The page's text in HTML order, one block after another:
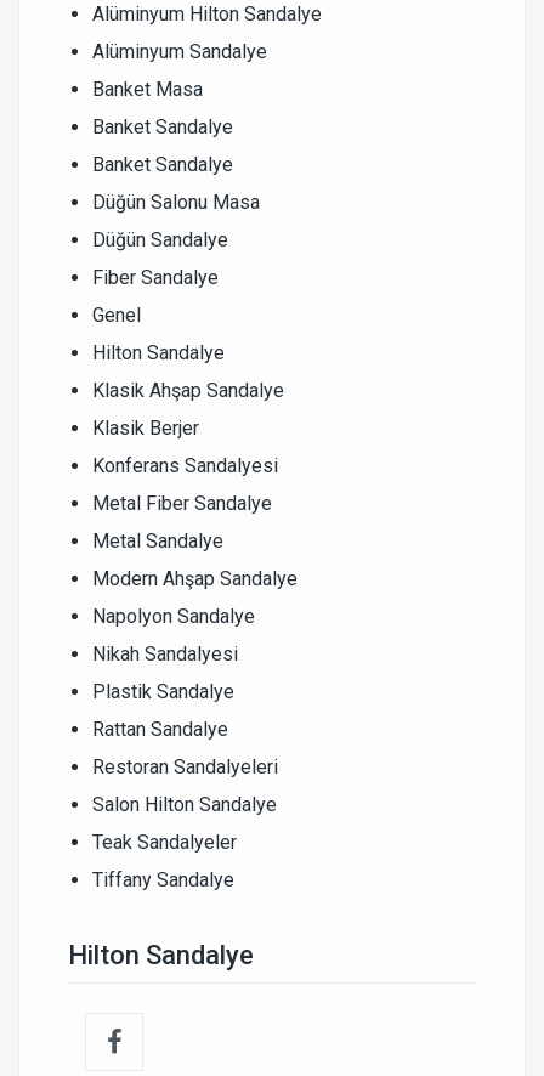
Alüminyum Hilton Sandalye
Alüminyum Sandalye
Banket Masa
Banket Sandalye
Banket Sandalye
Düğün Salonu Masa
Düğün Sandalye
Fiber Sandalye
Genel
Hilton Sandalye
Klasik Ahşap Sandalye
Klasik Berjer
Konferans Sandalyesi
Metal Fiber Sandalye
Metal Sandalye
Modern Ahşap Sandalye
Napolyon Sandalye
Nikah Sandalyesi
Plastik Sandalye
Rattan Sandalye
Restoran Sandalyeleri
Salon Hilton Sandalye
Teak Sandalyeler
Tiffany Sandalye
Hilton Sandalye